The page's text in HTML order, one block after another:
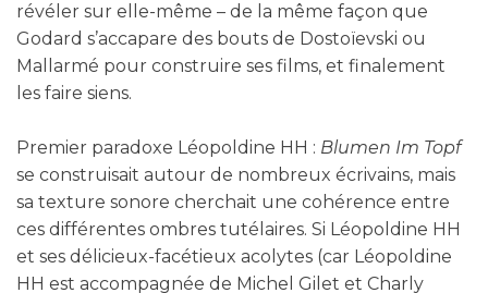
révéler sur elle-même – de la même façon que
Godard s’accapare des bouts de Dostoïevski ou
Mallarmé pour construire ses films, et finalement
les faire siens.
Premier paradoxe Léopoldine HH : Blumen Im Topf
se construisait autour de nombreux écrivains, mais
sa texture sonore cherchait une cohérence entre
ces différentes ombres tutélaires. Si Léopoldine HH
et ses délicieux-facétieux acolytes (car Léopoldine
HH est accompagnée de Michel Gilet et Charly